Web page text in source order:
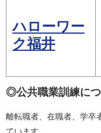
ハローワー
ク福井
◎公共職業訓練に
離転職者、在職者、学卒
ています。